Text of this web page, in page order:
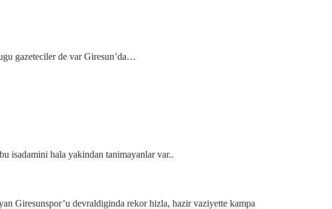
gazeteciler de var Giresun’da…
isadamini hala yakindan tanimayanlar var..
Giresunspor’u devraldiginda rekor hizla, hazir vaziyette kampa